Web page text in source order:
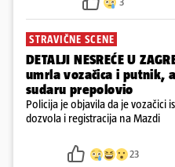
STRAVIČNE SCENE
DETALJI NESREĆE U
umrla vozačica i putnik,
sudaru prepolovio
Policija je objavila da je vozačici
dozvola i registracija na Mazdi
23